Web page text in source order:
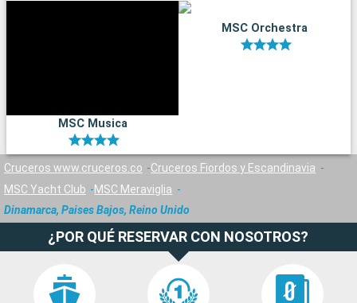
MSC Musica
MSC Orchestra
Cruceros www.cruceros.co
Cruceros Fiordos y Escandinavia
MSC Yacht Club
MSC Meraviglia
Dinamarca, Paises Bajos, Reino Unido
¿POR QUÉ RESERVAR CON NOSOTROS?